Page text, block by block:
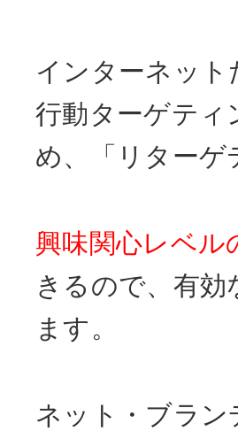
インターネッ
行動ターゲティ
め、「リターゲ
興味関心レベル
きるので、有
ます。
ネット・ブラ